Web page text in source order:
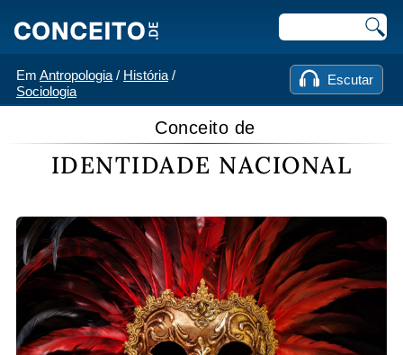
Em Antropologia / História /
Sociologia
Escutar
Conceito de
IDENTIDADE NACIONAL